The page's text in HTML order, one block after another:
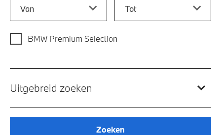
BMW Premium Selection
Uitgebreid zoeken
Zoeken